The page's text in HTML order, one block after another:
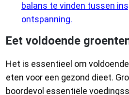
balans te vinden tussen
ontspanning.
Eet voldoende
Het is essentieel om
eten voor een gezond dieet.
boordevol essentiële